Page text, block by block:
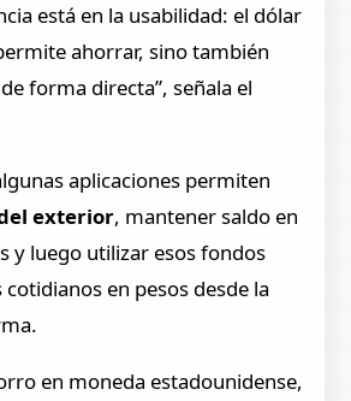
está en la usabilidad: el dólar
ahorrar, sino también
forma directa”, señala el
aplicaciones permiten
exterior, mantener saldo en
y luego utilizar esos fondos
en pesos desde la
en moneda estadounidense,